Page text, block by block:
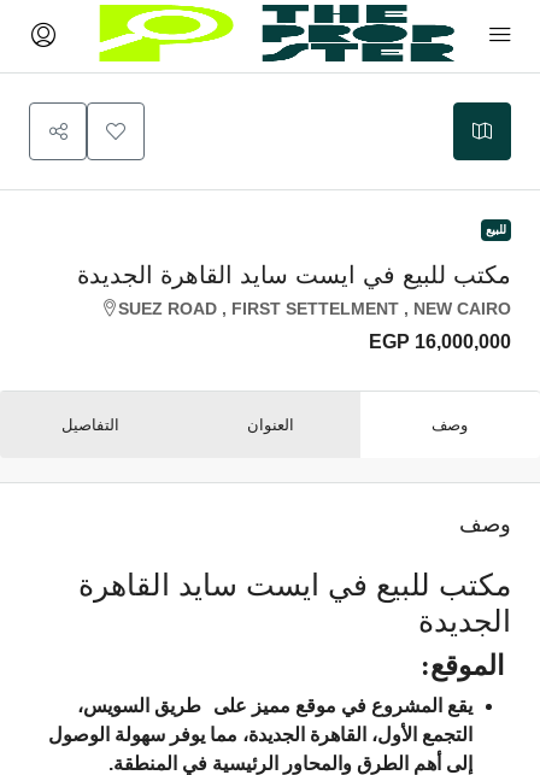
مكتب للبيع في ايست سايد القاهرة الجديدة
SUEZ ROAD , FIRST SETTELMENT , NEW CAIRO
EGP 16,000,000
وصف العنوان التفاصيل
وصف
مكتب للبيع في ايست سايد القاهرة
الجديدة
الموقع:
يقع المشروع في موقع مميز على طريق السويس،
التجمع الأول، القاهرة الجديدة، مما يوفر سهولة الوصول
إلى أهم الطرق والمحاور الرئيسية في المنطقة.